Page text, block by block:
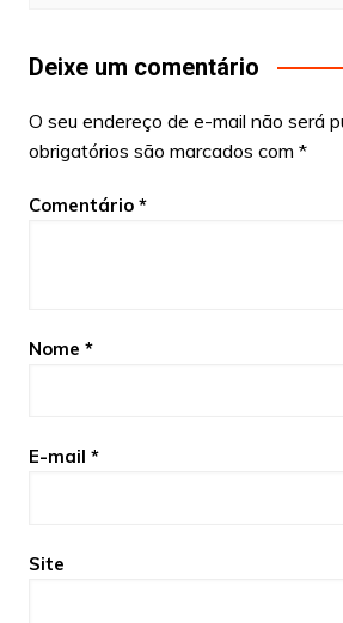
Deixe um comentário
O seu endereço de e-mail não será
obrigatórios são marcados com *
Comentário *
Nome *
E-mail *
Site